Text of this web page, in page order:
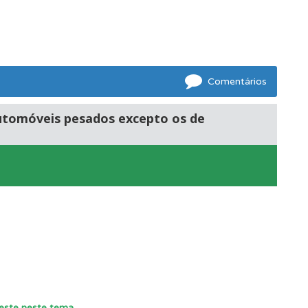
oficial.
Comentários
pesados excepto os de